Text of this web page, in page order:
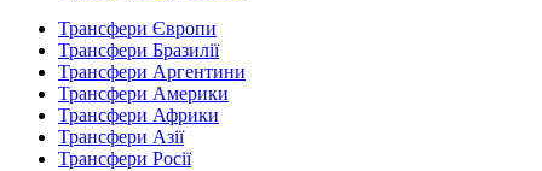
Трансфери Європи
Трансфери Бразилії
Трансфери Аргентини
Трансфери Америки
Трансфери Африки
Трансфери Азії
Трансфери Росії